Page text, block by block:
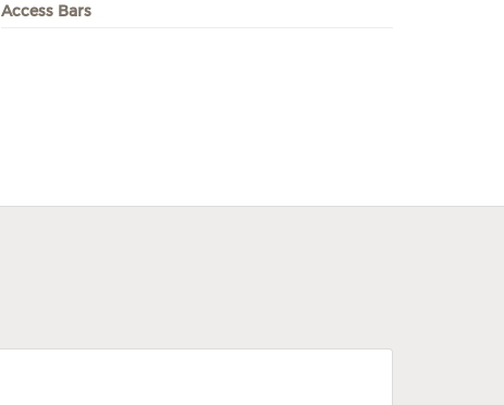
Access Bars